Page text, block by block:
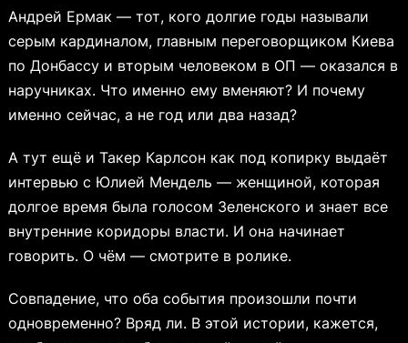
Андрей Ермак — тот, кого долгие годы называли
серым кардиналом, главным переговорщиком Киева
по Донбассу и вторым человеком в ОП — оказался в
наручниках. Что именно ему вменяют? И почему
именно сейчас, а не год или два назад?
А тут ещё и Такер Карлсон как под копирку выдаёт
интервью с Юлией Мендель — женщиной, которая
долгое время была голосом Зеленского и знает все
внутренние коридоры власти. И она начинает
говорить. О чём — смотрите в ролике.
Совпадение, что оба события произошли почти
одновременно? Вряд ли. В этой истории, кажется,